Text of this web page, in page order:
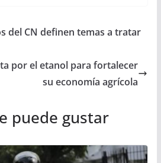
del CN definen temas a tratar
por el etanol para fortalecer
su economía agrícola
puede gustar